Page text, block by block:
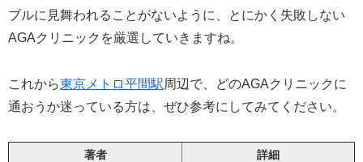
ブルに見舞われることがないように、とにかく失敗しない
AGAクリニックを厳選していきますね。
これから東京メトロ平間駅周辺で、どのAGAクリニックに
通おうか迷っている方は、ぜひ参考にしてみてください。
著者 詳細